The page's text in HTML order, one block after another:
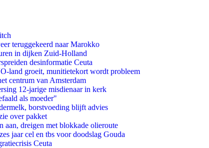
teruggekeerd naar Marokko
in dijken Zuid-Holland
desinformatie Ceuta
land groeit, munitietekort wordt probleem
centrum van Amsterdam
12-jarige misdienaar in kerk
als moeder"
borstvoeding blijft advies
over pakket
aan, dreigen met blokkade olieroute
jaar cel en tbs voor doodslag Gouda
Ceuta